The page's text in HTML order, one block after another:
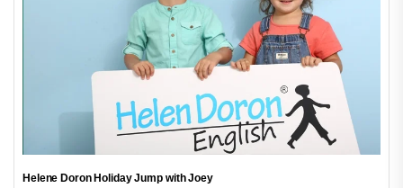
Helene Doron Holiday Jump with Joey